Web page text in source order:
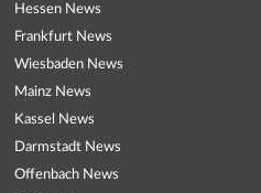
Hessen News
Frankfurt News
Wiesbaden News
Mainz News
Kassel News
Darmstadt News
Offenbach News